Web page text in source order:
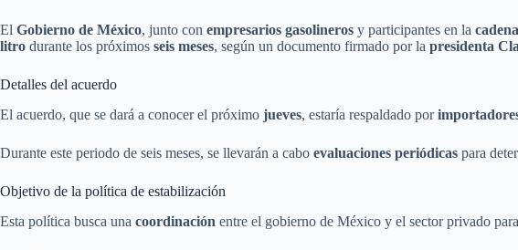
El Gobierno de México, junto con empresarios gasolineros y participantes en la
litro durante los próximos seis meses, según un documento firmado por la presidenta
Detalles del acuerdo
El acuerdo, que se dará a conocer el próximo jueves, estaría respaldado por
Durante este periodo de seis meses, se llevarán a cabo evaluaciones periódicas para
Objetivo de la política de estabilización
Esta política busca una coordinación entre el gobierno de México y el sector privado